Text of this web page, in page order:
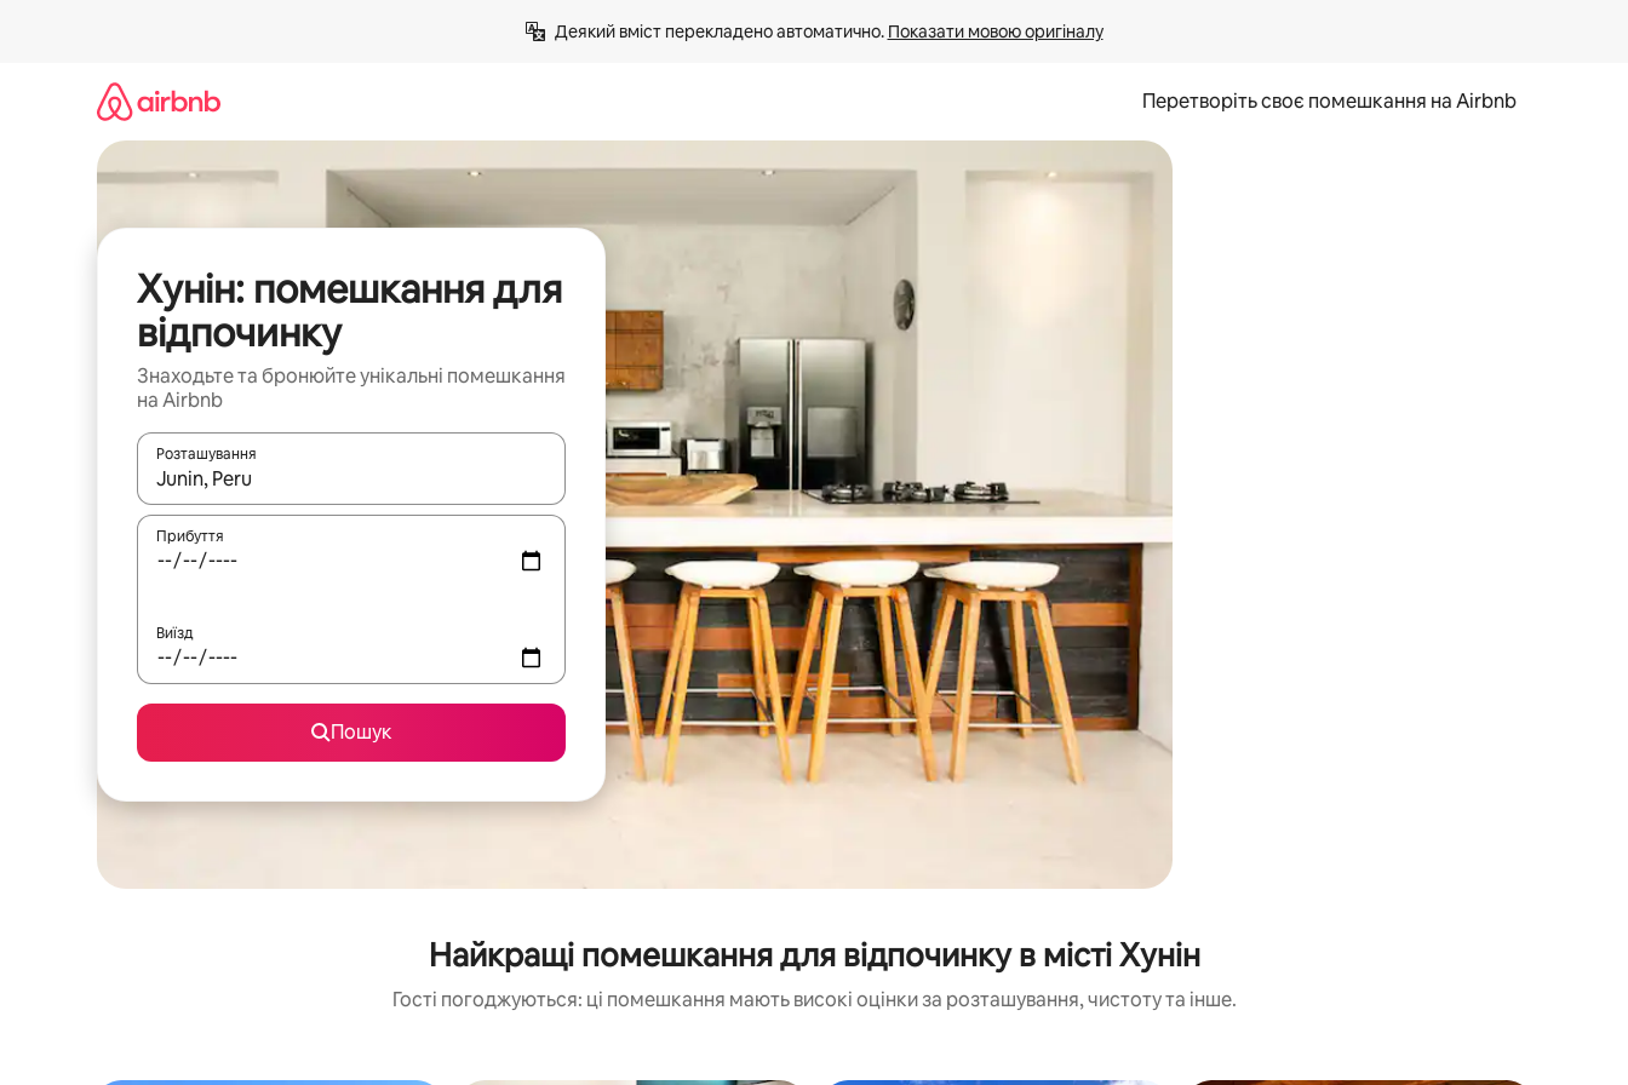
Деякий вміст перекладено автоматично. Показати мовою оригіналу
Перетворіть своє помешкання на Airbnb
Хунін: помешкання для
відпочинку
Знаходьте та бронюйте унікальні помешкання
на Airbnb
Розташування
Отримавши результати пошуку, використовуйте для навігації сторінкою клавіші зі стрілками вгору та вниз або жести дотику та гортання.
Прибуття
Виїзд
Пошук
Найкращі помешкання для відпочинку в місті Хунін
Гості погоджуються: ці помешкання мають високі оцінки за розташування, чистоту та інше.